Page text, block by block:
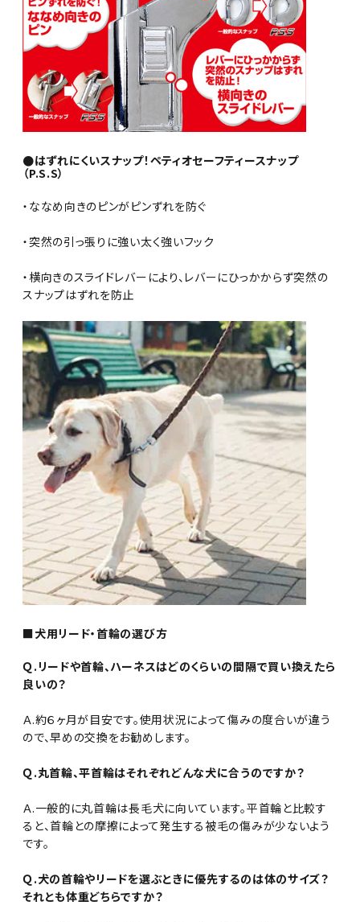
●はずれにくいスナップ！ペティオセーフティースナップ
（P.S.S）
・ななめ向きのピンがピンずれを防ぐ
・突然の引っ張りに強い太く強いフック
・横向きのスライドレバーにより、レバーにひっかからず突然の
スナップはずれを防止
■犬用リード・首輪の選び方
Ｑ.リードや首輪、ハーネスはどのくらいの間隔で買い換えたら
良いの？
Ａ.約６ヶ月が目安です。使用状況によって傷みの度合いが違う
ので、早めの交換をお勧めします。
Ｑ.丸首輪、平首輪はそれぞれどんな犬に合うのですか？
Ａ.一般的に丸首輪は長毛犬に向いています。平首輪と比較す
ると、首輪との摩擦によって発生する被毛の傷みが少ないよう
です。
Ｑ.犬の首輪やリードを選ぶときに優先するのは体のサイズ？
それとも体重どちらですか？